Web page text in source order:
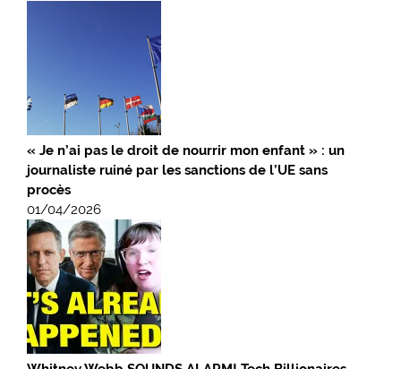
« Je n’ai pas le droit de nourrir mon enfant » : un
journaliste ruiné par les sanctions de l’UE sans
procès
01/04/2026